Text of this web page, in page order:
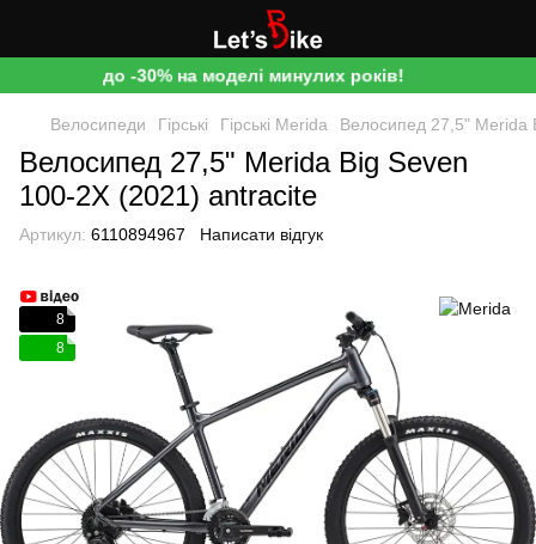
до -30% на моделі минулих років!
Велосипеди Гірські Гірські Merida Велосипед 27,5" Merida
Велосипед 27,5" Merida Big Seven
100-2X (2021) antracite
Артикул: 6110894967 Написати відгук
8
8